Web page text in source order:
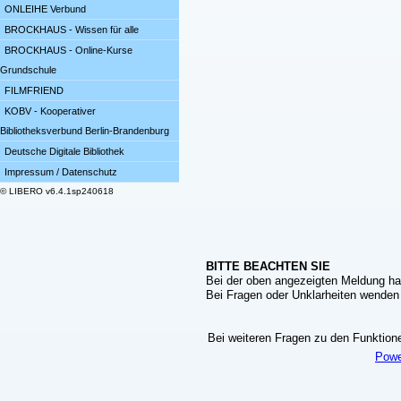
ONLEIHE Verbund
BROCKHAUS - Wissen für alle
BROCKHAUS - Online-Kurse
Grundschule
FILMFRIEND
KOBV - Kooperativer
Bibliotheksverbund Berlin-Brandenburg
Deutsche Digitale Bibliothek
Impressum / Datenschutz
© LIBERO v6.4.1sp240618
BITTE BEACHTEN SIE
Bei der oben angezeigten Meldung
Bei Fragen oder Unklarheiten
Bei weiteren Fragen zu den